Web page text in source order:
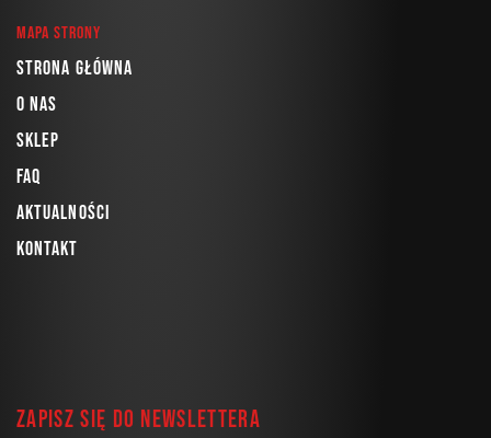
Mapa strony
Strona główna
O nas
Sklep
FAQ
Aktualności
Kontakt
Zapisz się do newslettera